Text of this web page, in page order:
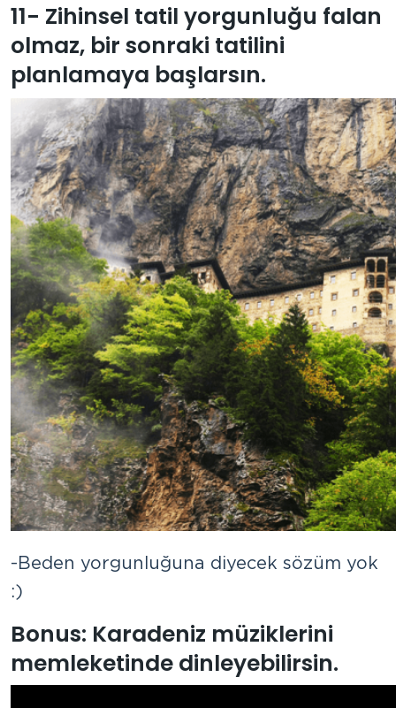
11- Zihinsel tatil yorgunluğu falan
olmaz, bir sonraki tatilini
planlamaya başlarsın.
-Beden yorgunluğuna diyecek sözüm yok
:)
Bonus: Karadeniz müziklerini
memleketinde dinleyebilirsin.